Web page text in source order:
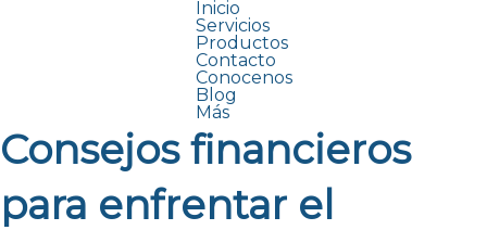
Inicio
Servicios
Productos
Contacto
Conocenos
Blog
Más
Consejos financieros
para enfrentar el